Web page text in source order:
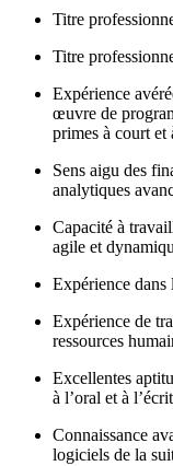
Titre
Titre
Expérience
œuvre de
primes à court et
Sens aigu des
analytiques
Capacité à
agile et
Expérience dans
Expérience de
ressources
Excellentes
à l’oral et à
Connaissance
logiciels de la